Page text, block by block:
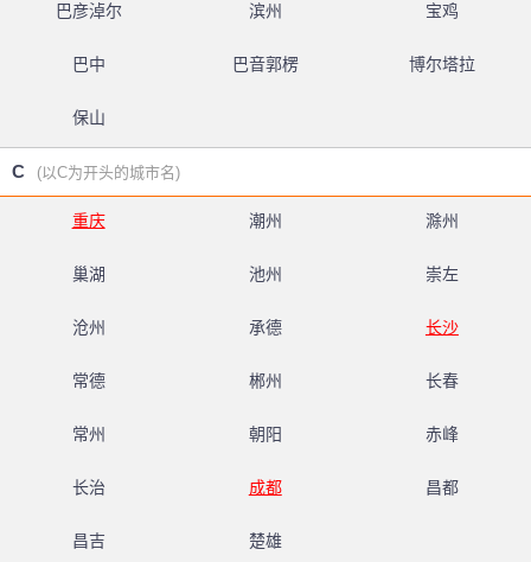
巴彦淖尔 滨州 宝鸡
巴中 巴音郭楞 博尔塔拉
保山
C (以C为开头的城市名)
重庆 潮州 滁州
巢湖 池州 崇左
沧州 承德 长沙
常德 郴州 长春
常州 朝阳 赤峰
长治 成都 昌都
昌吉 楚雄